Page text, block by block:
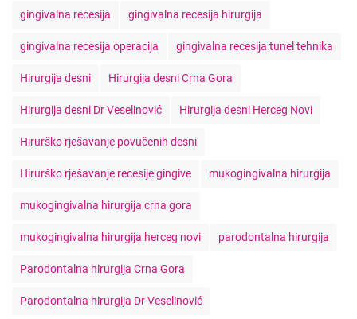
gingivalna recesija gingivalna recesija hirurgija
gingivalna recesija operacija gingivalna recesija tunel tehnika
Hirurgija desni Hirurgija desni Crna Gora
Hirurgija desni Dr Veselinović Hirurgija desni Herceg Novi
Hirurško rješavanje povučenih desni
Hirurško rješavanje recesije gingive mukogingivalna hirurgija
mukogingivalna hirurgija crna gora
mukogingivalna hirurgija herceg novi parodontalna hirurgija
Parodontalna hirurgija Crna Gora
Parodontalna hirurgija Dr Veselinović